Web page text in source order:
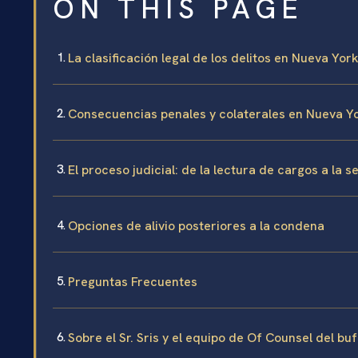
ON THIS PAGE
La clasificación legal de los delitos en Nueva York
Consecuencias penales y colaterales en Nueva
El proceso judicial: de la lectura de cargos a la
Opciones de alivio posteriores a la condena
Preguntas Frecuentes
Sobre el Sr. Sris y el equipo de Of Counsel del